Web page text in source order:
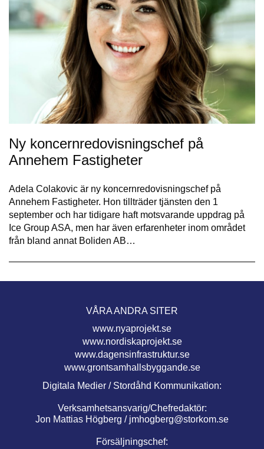
Ny koncernredovisningschef på
Annehem Fastigheter
Adela Colakovic är ny koncernredovisningschef på
Annehem Fastigheter. Hon tillträder tjänsten den 1
september och har tidigare haft motsvarande uppdrag på
Ice Group ASA, men har även erfarenheter inom området
från bland annat Boliden AB…
VÅRA ANDRA SITER
www.nyaprojekt.se
www.nordiskaprojekt.se
www.dagensinfrastruktur.se
www.grontsamhallsbyggande.se
Digitala Medier / Stordåhd Kommunikation:
Verksamhetsansvarig/Chefredaktör:
Jon Mattias Högberg / jmhogberg@storkom.se
Försäljningschef: